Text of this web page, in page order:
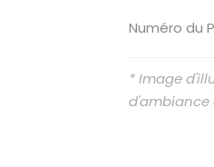
Numéro du
* Image
d'ambiance